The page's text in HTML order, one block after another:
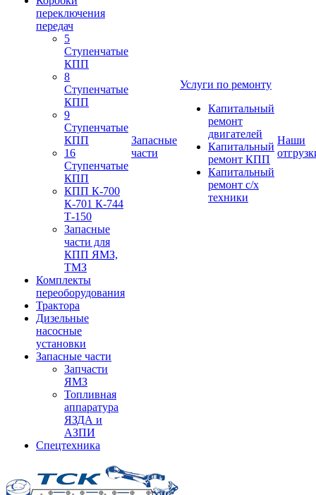
переключения
передач
5
Ступенчатые
КПП
8
Ступенчатые
КПП
9
Ступенчатые
КПП
16
Ступенчатые
КПП
КПП К-700
К-701 К-744
Т-150
Запасные
части для
КПП ЯМЗ,
ТМЗ
Комплекты
переоборудования
Трактора
Дизельные
насосные
установки
Запасные части
Запчасти
ЯМЗ
Топливная
аппаратура
ЯЗДА и
АЗПИ
Спецтехника
Запасные
части
Услуги по ремонту
Капитальный
ремонт
двигателей
Капитальный
ремонт КПП
Капитальный
ремонт с/х
техники
Наши